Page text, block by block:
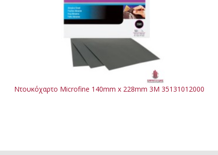
Ντουκόχαρτο Microfine 140mm x 228mm 3M 35131012000